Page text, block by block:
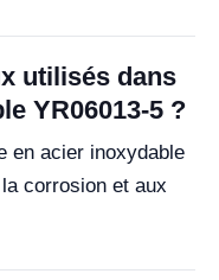
utilisés dans
YR06013-5 ?
en acier inoxydable
corrosion et aux